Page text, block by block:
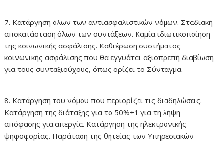
7. Κατάργηση όλων των αντιασφαλιστικών νόμων. Σταδιακή
αποκατάσταση όλων των συντάξεων. Καμία ιδιωτικοποίηση
της κοινωνικής ασφάλισης. Καθιέρωση συστήματος
κοινωνικής ασφάλισης που θα εγγυάται αξιοπρεπή διαβίωση
για τους συνταξιούχους, όπως ορίζει το Σύνταγμα.
8. Κατάργηση του νόμου που περιορίζει τις διαδηλώσεις.
Κατάργηση της διάταξης για το 50%+1 για τη λήψη
απόφασης για απεργία. Κατάργηση της ηλεκτρονικής
ψηφοφορίας. Παράταση της θητείας των Υπηρεσιακών